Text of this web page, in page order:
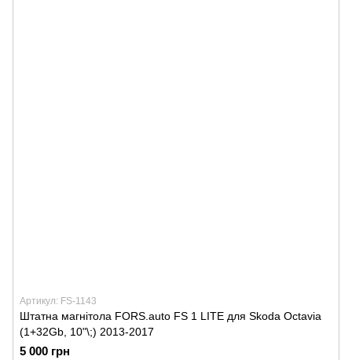
Артикул: FS-1143
Штатна магнітола FORS.auto FS 1 LITE для Skoda Octavia
(1+32Gb, 10"\;) 2013-2017
5 000 грн